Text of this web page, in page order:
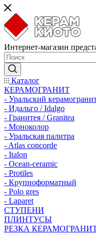
Интернет-магазин
Каталог
КЕРАМОГРАНИТ
- Уральский
- Идальго / Idalgo
- Гранитея / Granitea
- Моноколор
- Уральская палитра
- Atlas concorde
- Italon
- Ocean-ceramic
- Protiles
- Крупноформатный
- Polo gres
- Laparet
СТУПЕНИ
ПЛИНТУСЫ
РЕЗКА